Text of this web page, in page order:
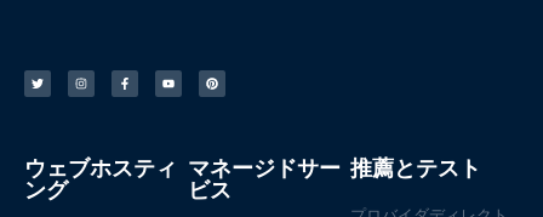
ウェブホスティ
ング
マネージドサー
ビス
推薦とテスト